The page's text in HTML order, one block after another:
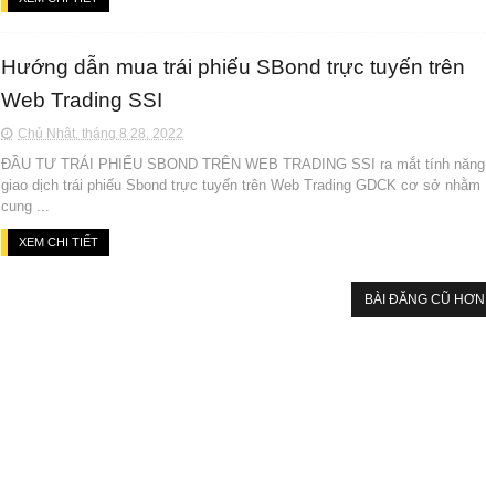
Hướng dẫn mua trái phiếu SBond trực tuyến trên
Web Trading SSI
Chủ Nhật, tháng 8 28, 2022
ĐẦU TƯ TRÁI PHIẾU SBOND TRÊN WEB TRADING SSI ra mắt tính năng
giao dịch trái phiếu Sbond trực tuyến trên Web Trading GDCK cơ sở nhằm
cung ...
XEM CHI TIẾT
BÀI ĐĂNG CŨ HƠN